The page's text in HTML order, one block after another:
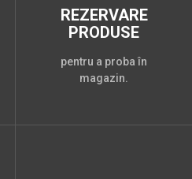
REZERVARE
PRODUSE
pentru a proba în
magazin.